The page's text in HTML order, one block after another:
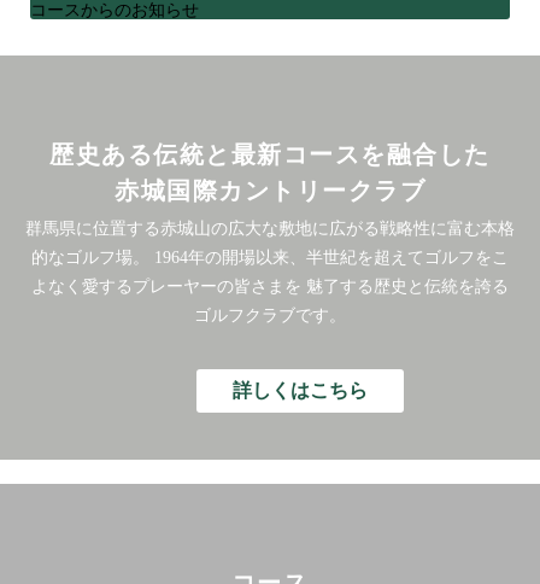
コースからのお知らせ
歴史ある伝統と最新コースを融合した
赤城国際カントリークラブ
群馬県に位置する赤城山の広大な敷地に広がる戦略性に富む本格
的なゴルフ場。
1964年の開場以来、半世紀を超えてゴルフをこ
よなく愛するプレーヤーの皆さまを 魅了する歴史と伝統を誇る
ゴルフクラブです。
詳しくはこちら